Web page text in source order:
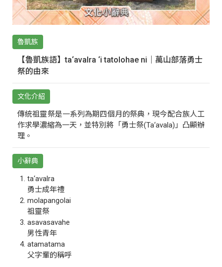
魯凱族
【魯凱族語】ta‘avalra ‘i tatolohae ni｜萬山部落勇士
祭的由來
文化介紹
傳統祖靈祭是一系列為期四個月的祭典，現今配合族人工
作求學濃縮為一天，並特別將「勇士祭(Ta‘avala)」凸顯辦
理。
小辭典
ta‘avalra
勇士成年禮
molapangolai
祖靈祭
asavasavahe
男性青年
atamatama
父字輩的稱呼